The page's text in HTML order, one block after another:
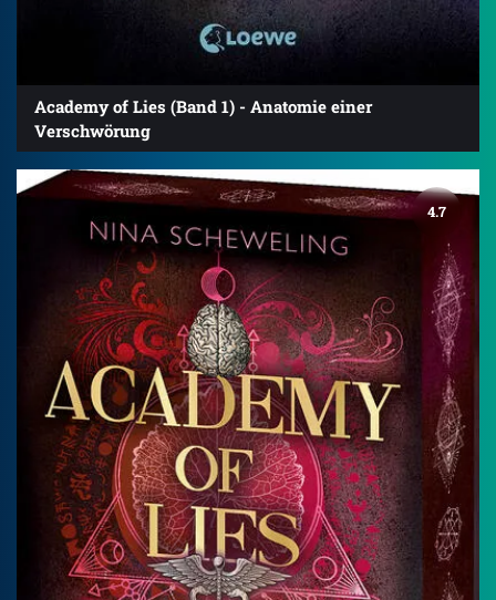
Academy of Lies (Band 1) - Anatomie einer
Verschwörung
4.7